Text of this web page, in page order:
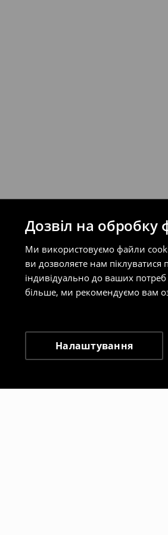
Дозвіл на обробку
Ми використовуємо файли
ви дозволяєте нам
індивідуально до ваших
більше, ми рекомендуємо вам
Налаштування